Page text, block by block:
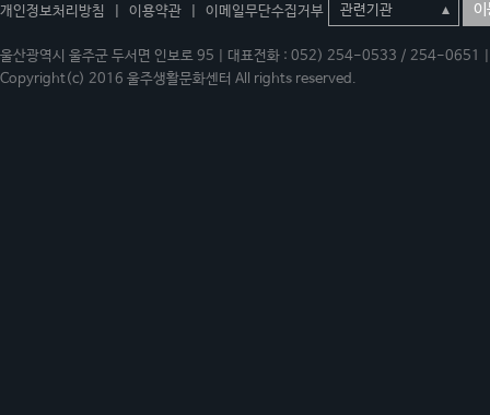
개인정보처리방침 이용약관 이메일무단수집거부 이
울산광역시 울주군 두서면 인보로 95 | 대표전화 : 052) 254-0533 / 254-
Copyright(c) 2016 울주생활문화센터 All rights reserved.